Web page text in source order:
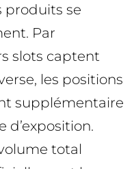
produits se
Par
slots captent
les positions
supplémentaire
d’exposition.
total